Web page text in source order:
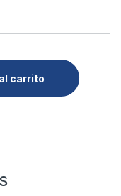
carrito